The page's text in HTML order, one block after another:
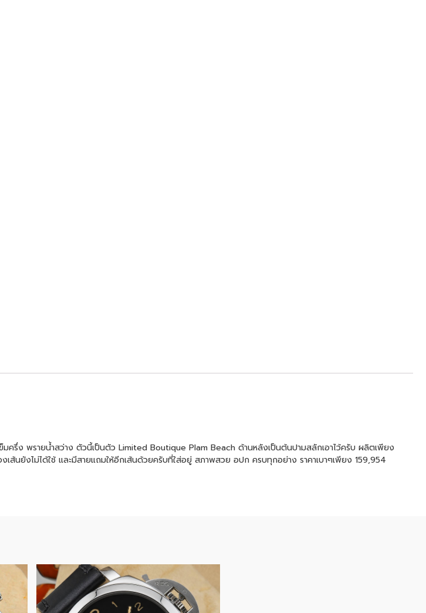
ครึ่ง พรายน้ำสว่าง ตัวนี้เป็นตัว Limited Boutique Plam Beach ด้านหลังเป็นต้นปามสลักเอาไว้ครับ ผลิตเพียง
นยังไม่ได้ใช้ และมีสายแถมให้อีกเส้นด้วยครับที่ใส่อยู่ สภาพสวย อปก ครบทุกอย่าง ราคาเบาๆเพียง 159,954